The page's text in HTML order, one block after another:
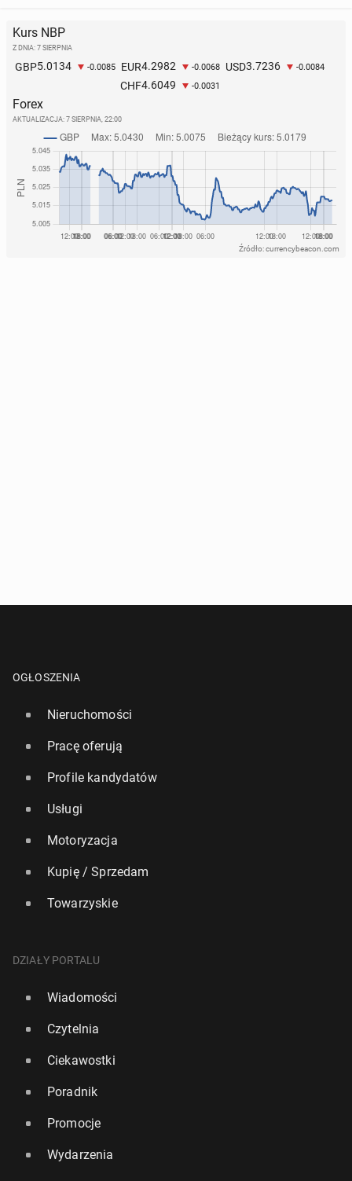
Kurs NBP
Z DNIA: 7 SIERPNIA
GBP5.0134 -0.0085 EUR4.2982 -0.0068 USD3.7236 -0.0084
CHF4.6049 -0.0031
Forex
AKTUALIZACJA: 7 SIERPNIA, 22:00
Źródło: currencybeacon.com
OGŁOSZENIA
Nieruchomości
Pracę oferują
Profile kandydatów
Usługi
Motoryzacja
Kupię / Sprzedam
Towarzyskie
DZIAŁY PORTALU
Wiadomości
Czytelnia
Ciekawostki
Poradnik
Promocje
Wydarzenia